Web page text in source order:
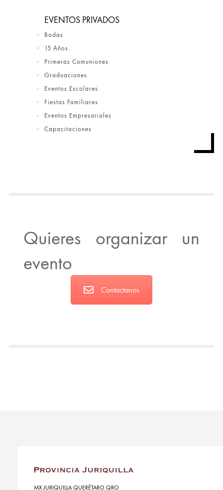
EVENTOS PRIVADOS
Bodas
15 Años
Primeras Comuniones
Graduaciones
Eventos Escolares
Fiestas Familiares
Eventos Empresariales
Capacitaciones
Quieres organizar un
evento
Contactanos
MX JURIQUILLA QUERÉTARO QRO